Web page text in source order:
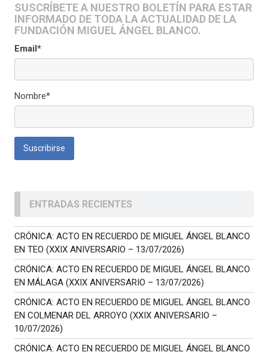
SUSCRÍBETE A NUESTRO BOLETÍN PARA ESTAR
INFORMADO DE TODA LA ACTUALIDAD DE LA
FUNDACIÓN MIGUEL ÁNGEL BLANCO.
Email*
Nombre*
ENTRADAS RECIENTES
CRÓNICA: ACTO EN RECUERDO DE MIGUEL ÁNGEL BLANCO
EN TEO (XXIX ANIVERSARIO – 13/07/2026)
CRÓNICA: ACTO EN RECUERDO DE MIGUEL ÁNGEL BLANCO
EN MÁLAGA (XXIX ANIVERSARIO – 13/07/2026)
CRÓNICA: ACTO EN RECUERDO DE MIGUEL ÁNGEL BLANCO
EN COLMENAR DEL ARROYO (XXIX ANIVERSARIO –
10/07/2026)
CRÓNICA: ACTO EN RECUERDO DE MIGUEL ÁNGEL BLANCO